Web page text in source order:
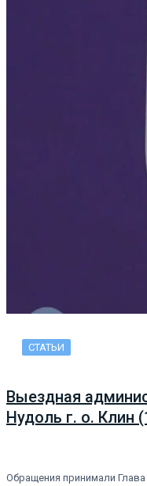
СТАТЬИ
Выездная
Нудоль г. о. Клин
Обращения принимали Глава